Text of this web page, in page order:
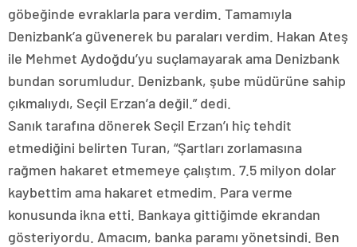
göbeğinde evraklarla para verdim. Tamamıyla
Denizbank’a güvenerek bu paraları verdim. Hakan Ateş
ile Mehmet Aydoğdu’yu suçlamayarak ama Denizbank
bundan sorumludur. Denizbank, şube müdürüne sahip
çıkmalıydı, Seçil Erzan’a değil.” dedi.
Sanık tarafına dönerek Seçil Erzan’ı hiç tehdit
etmediğini belirten Turan, “Şartları zorlamasına
rağmen hakaret etmemeye çalıştım. 7.5 milyon dolar
kaybettim ama hakaret etmedim. Para verme
konusunda ikna etti. Bankaya gittiğimde ekrandan
gösteriyordu. Amacım, banka paramı yönetsindi. Ben